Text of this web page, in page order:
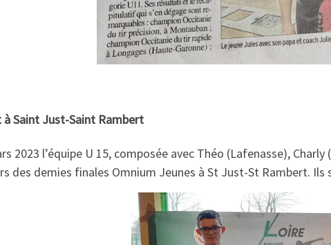
à Saint Just-Saint Rambert
2023 l’équipe U 15, composée avec Théo (Lafenasse),
des demies finales Omnium Jeunes à St Just-St Rambert.